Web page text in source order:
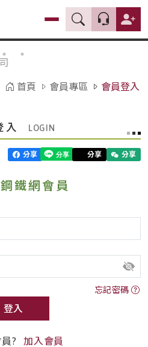
首頁 會員專區 會員登入
入
分享 分享 分享
鐵網會員
忘記密碼
登入
? 加入會員